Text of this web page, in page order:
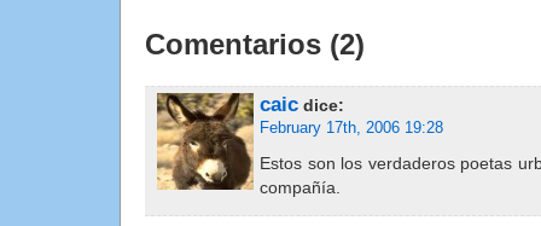
Comentarios (2)
caic dice:
February 17th, 2006 19:28
Estos son los verdaderos poetas
compañía.